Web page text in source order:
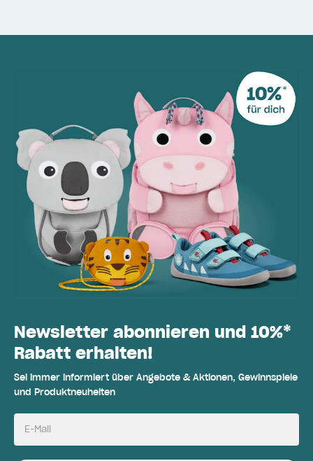
Newsletter abonnieren und 10%*
Rabatt erhalten!
Sei immer informiert über Angebote & Aktionen, Gewinnspiele
und Produktneuheiten
E-Mail